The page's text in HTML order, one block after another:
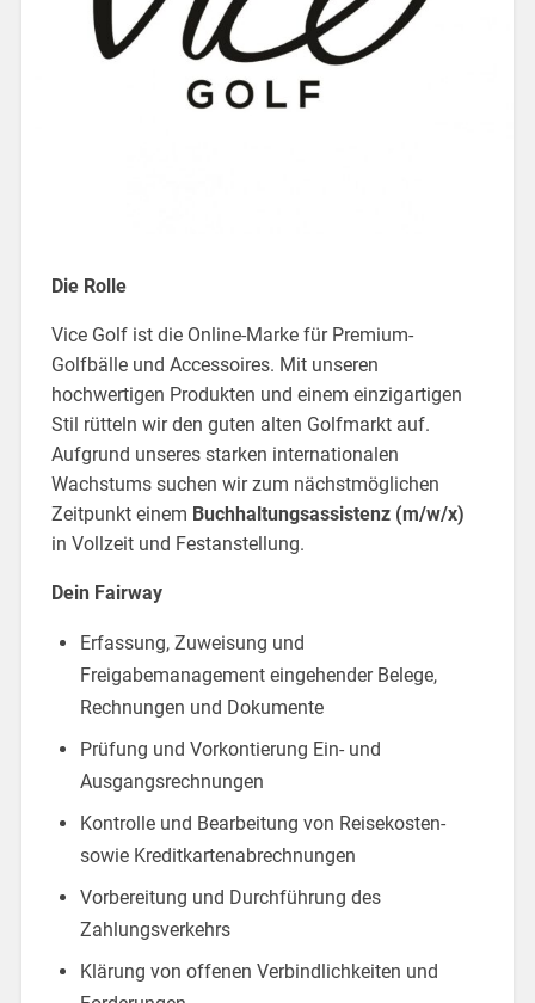
Die Rolle
Vice Golf ist die Online-Marke für Premium-
Golfbälle und Accessoires. Mit unseren
hochwertigen Produkten und einem einzigartigen
Stil rütteln wir den guten alten Golfmarkt auf.
Aufgrund unseres starken internationalen
Wachstums suchen wir zum nächstmöglichen
Zeitpunkt einem Buchhaltungsassistenz (m/w/x)
in Vollzeit und Festanstellung.
Dein Fairway
Erfassung, Zuweisung und
Freigabemanagement eingehender Belege,
Rechnungen und Dokumente
Prüfung und Vorkontierung Ein- und
Ausgangsrechnungen
Kontrolle und Bearbeitung von Reisekosten-
sowie Kreditkartenabrechnungen
Vorbereitung und Durchführung des
Zahlungsverkehrs
Klärung von offenen Verbindlichkeiten und